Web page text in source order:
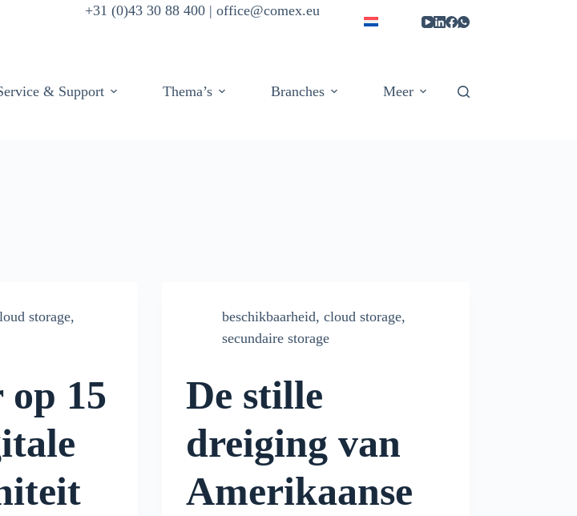
+31 (0)43 30 88 400 | office@comex.eu
& Support Thema’s Branches Meer
storage,
15
beschikbaarheid,cloud storage,
secundaire storage
De stille
dreiging van
Amerikaanse